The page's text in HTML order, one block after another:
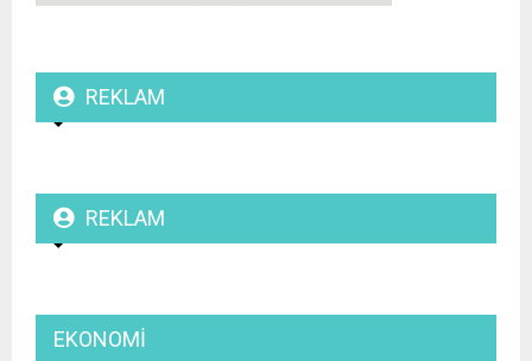
REKLAM
REKLAM
EKONOMI